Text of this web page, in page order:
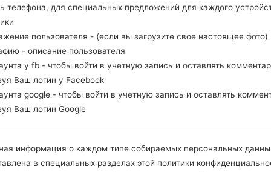
SM-T805SGalaxy
Сравнить
телефона, для специальных предложений для каждого
пользователя - (если вы загрузите свое настоящее фото)
- описание пользователя
у fb - чтобы войти в учетную запись и оставлять
Ваш логин у Facebook
google - чтобы войти в учетную запись и оставлять
Ваш логин Google
информация о каждом типе собираемых персональных
в специальных разделах этой политики